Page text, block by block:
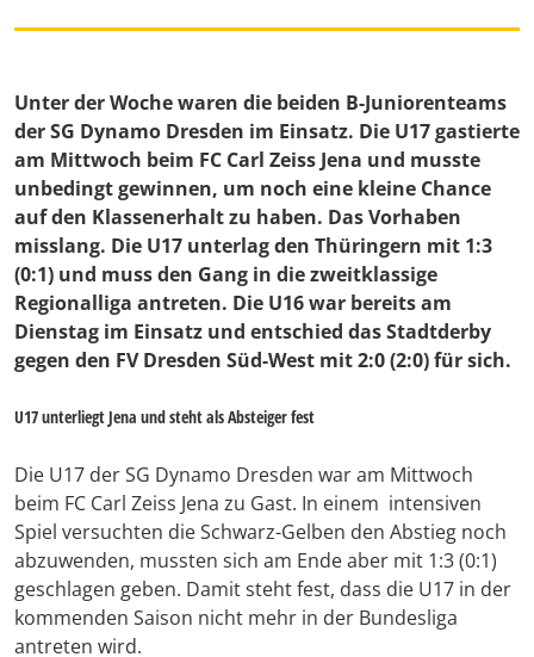
Unter der Woche waren die beiden B-Juniorenteams
der SG Dynamo Dresden im Einsatz. Die U17 gastierte
am Mittwoch beim FC Carl Zeiss Jena und musste
unbedingt gewinnen, um noch eine kleine Chance
auf den Klassenerhalt zu haben. Das Vorhaben
misslang. Die U17 unterlag den Thüringern mit 1:3
(0:1) und muss den Gang in die zweitklassige
Regionalliga antreten. Die U16 war bereits am
Dienstag im Einsatz und entschied das Stadtderby
gegen den FV Dresden Süd-West mit 2:0 (2:0) für sich.
U17 unterliegt Jena und steht als Absteiger fest
Die U17 der SG Dynamo Dresden war am Mittwoch
beim FC Carl Zeiss Jena zu Gast. In einem intensiven
Spiel versuchten die Schwarz-Gelben den Abstieg noch
abzuwenden, mussten sich am Ende aber mit 1:3 (0:1)
geschlagen geben. Damit steht fest, dass die U17 in der
kommenden Saison nicht mehr in der Bundesliga
antreten wird.